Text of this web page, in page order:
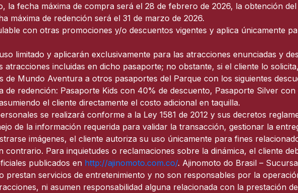
la fecha máxima de compra será el 28 de febrero de 2026, la obtención
máxima de redención será el 31 de marzo de 2026.
con otras promociones y/o descuentos vigentes y aplica únicamente
limitado y aplicarán exclusivamente para las atracciones enunciadas y
atracciones incluidas en dicho pasaporte; no obstante, si el cliente lo
de Mundo Aventura a otros pasaportes del Parque con los siguientes
de redención: Pasaporte Kids con 40% de descuento, Pasaporte Silver
el cliente directamente el costo adicional en taquilla.
se realizará conforme a la Ley 1581 de 2012 y sus decretos
de la información requerida para validar la transacción, gestionar la
imágenes, el cliente autoriza su uso únicamente para fines
contrario. Para inquietudes o reclamaciones sobre la dinámica, el cliente
publicados en http://ajinomoto.com.co/. Ajinomoto do Brasil –
prestan servicios de entretenimiento y no son responsables por la
ni asumen responsabilidad alguna relacionada con la prestación